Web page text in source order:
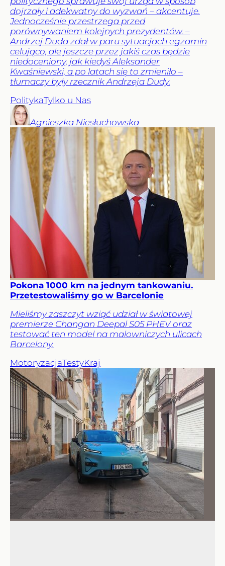
dojrzały i adekwatny do wyzwań – akcentuje.
Jednocześnie przestrzega przed
porównywaniem kolejnych prezydentów. –
Andrzej Duda zdał w paru sytuacjach egzamin
celująco, ale jeszcze przez jakiś czas będzie
niedoceniony, jak kiedyś Aleksander
Kwaśniewski, a po latach się to zmieniło –
tłumaczy były rzecznik Andrzeja Dudy.
PolitykaTylko u Nas
Agnieszka Niesłuchowska
Pokona 1000 km na jednym tankowaniu.
Przetestowaliśmy go w Barcelonie
Mieliśmy zaszczyt wziąć udział w światowej
premierze Changan Deepal S05 PHEV oraz
testować ten model na malowniczych ulicach
Barcelony.
MotoryzacjaTestyKraj